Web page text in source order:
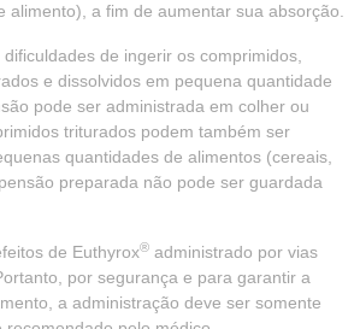
alimento), a fim de aumentar sua absorção.
de ingerir os comprimidos,
e dissolvidos em pequena quantidade
pode ser administrada em colher ou
triturados podem também ser
quantidades de alimentos (cereais,
preparada não pode ser guardada
de Euthyrox® administrado por vias
por segurança e para garantir a
a administração deve ser somente